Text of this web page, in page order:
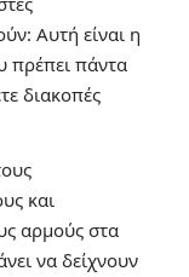
Αυτή είναι η
πρέπει πάντα
διακοπές
και
αρμούς στα
να δείχνουν